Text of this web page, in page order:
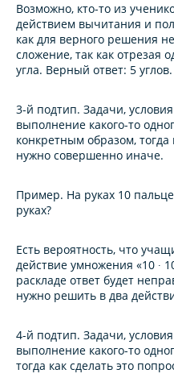
Возможно, кто-то из
действием вычитания и
как для верного решения
сложение, так как отрезая
угла. Верный ответ: 5 углов.
3-й подтип. Задачи,
выполнение какого-то
конкретным образом,
нужно совершенно иначе.
Пример. На руках 10
руках?
Есть вероятность, что
действие умножения «10 ∙
раскладе ответ будет
нужно решить в два
4-й подтип. Задачи,
выполнение какого-то
тогда как сделать это